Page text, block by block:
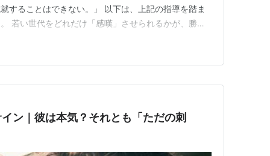
することはできない。」 以下は、上記の指導を踏ま
若い世代をどれだけ「感嘆」させられるかが、勝負
のは、「本…
ン｜彼は本気？それとも「ただの刺